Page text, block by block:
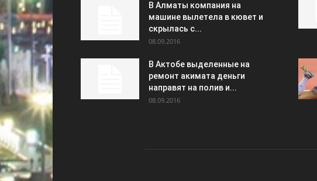
В Алматы компания на
машине вылетела в кювет и
скрылась с...
08.09.2016
В Актобе выделенные на
ремонт акимата деньги
направят на полив и...
08.09.2016